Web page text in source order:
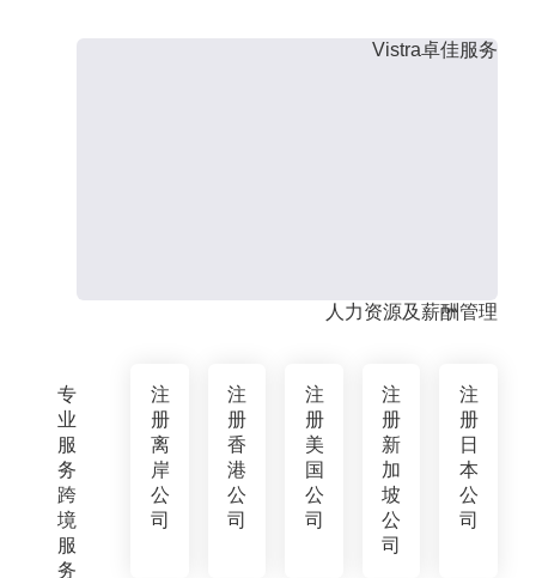
专
业
服
务
跨
境
服
务
Vistra卓佳服务
人力资源及薪酬管理
注
册
离
岸
公
司
注
册
香
港
公
司
注
册
美
国
公
司
注
册
新
加
坡
公
司
注
册
日
本
公
司